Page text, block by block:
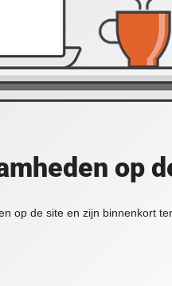
op
op de site en zijn binnenkort